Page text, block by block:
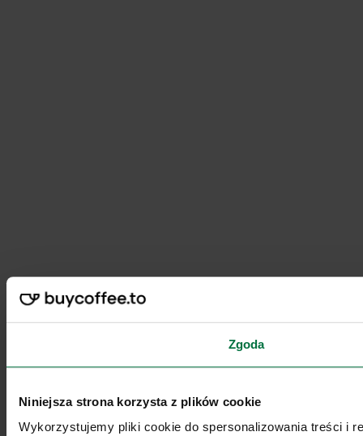
Zgoda
Niniejsza strona korzysta z plików cookie
Wykorzystujemy pliki cookie do spersonalizowania treści i